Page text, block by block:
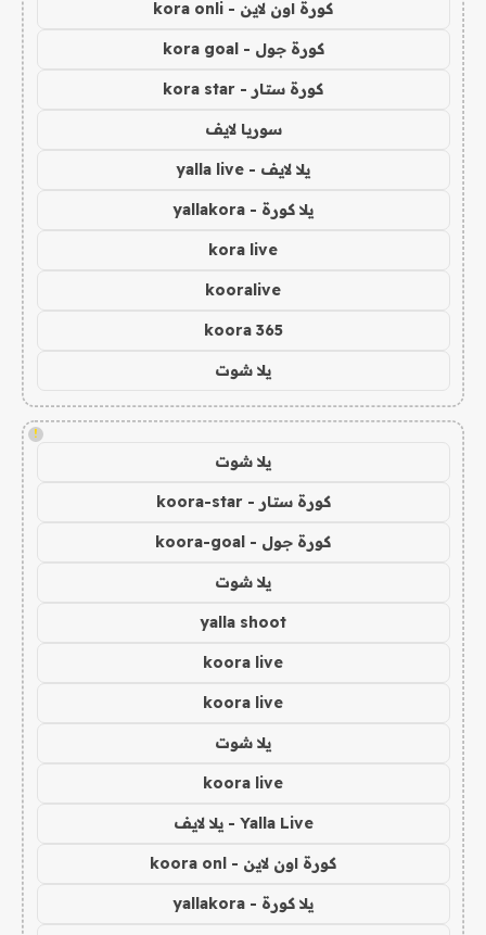
كورة اون لاين - kora onli
كورة جول - kora goal
كورة ستار - kora star
سوريا لايف
يلا لايف - yalla live
يلا كورة - yallakora
kora live
kooralive
koora 365
يلا شوت
!
يلا شوت
كورة ستار - koora-star
كورة جول - koora-goal
يلا شوت
yalla shoot
koora live
koora live
يلا شوت
koora live
Yalla Live - يلا لايف
كورة اون لاين - koora onl
يلا كورة - yallakora